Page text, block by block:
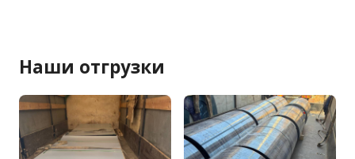
Наши отгрузки